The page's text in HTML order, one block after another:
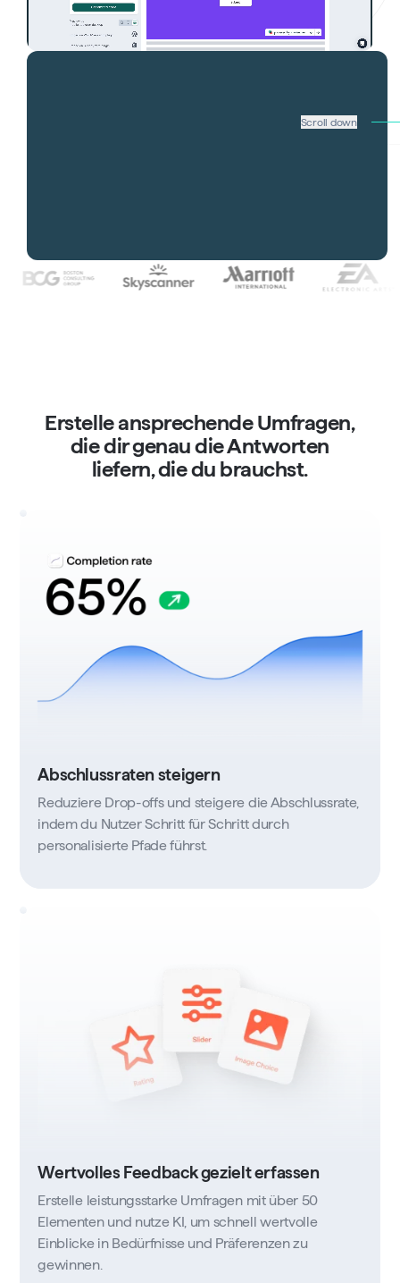
Scroll down
Erstelle ansprechende Umfragen,
die dir genau die Antworten
liefern, die du brauchst.
Abschlussraten steigern
Reduziere Drop-offs und steigere die Abschlussrate,
indem du Nutzer Schritt für Schritt durch
personalisierte Pfade führst.
Wertvolles Feedback gezielt erfassen
Erstelle leistungsstarke Umfragen mit über 50
Elementen und nutze KI, um schnell wertvolle
Einblicke in Bedürfnisse und Präferenzen zu
gewinnen.